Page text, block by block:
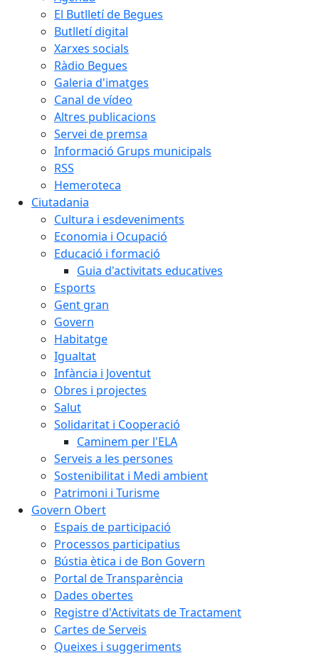
El Butlletí de Begues
Butlletí digital
Xarxes socials
Ràdio Begues
Galeria d'imatges
Canal de vídeo
Altres publicacions
Servei de premsa
Informació Grups municipals
RSS
Hemeroteca
Ciutadania
Cultura i esdeveniments
Economia i Ocupació
Educació i formació
Guia d'activitats educatives
Esports
Gent gran
Govern
Habitatge
Igualtat
Infància i Joventut
Obres i projectes
Salut
Solidaritat i Cooperació
Caminem per l'ELA
Serveis a les persones
Sostenibilitat i Medi ambient
Patrimoni i Turisme
Govern Obert
Espais de participació
Processos participatius
Bústia ètica i de Bon Govern
Portal de Transparència
Dades obertes
Registre d'Activitats de Tractament
Cartes de Serveis
Queixes i suggeriments